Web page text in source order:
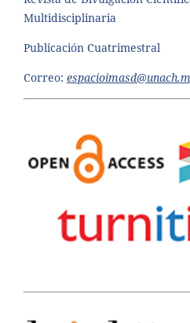
Multidisciplinaria
Publicación Cuatrimestral
Correo: